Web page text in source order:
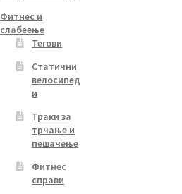
Фитнес и
слабеење
Тегови
Статични
велосипед
и
Траки за
трчање и
пешачење
Фитнес
справи